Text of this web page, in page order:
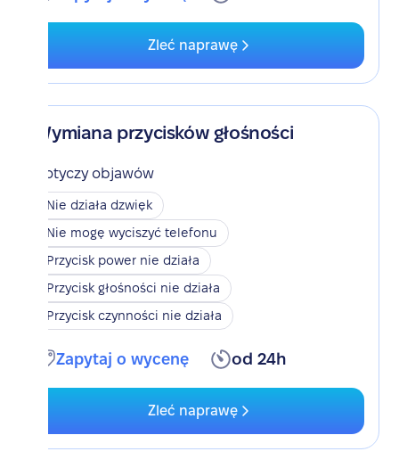
Zleć naprawę
Wymiana przycisków głośności
Dotyczy objawów
Nie działa dzwięk
Nie mogę wyciszyć telefonu
Przycisk power nie działa
Przycisk głośności nie działa
Przycisk czynności nie działa
Zapytaj o wycenę od 24h
Zleć naprawę